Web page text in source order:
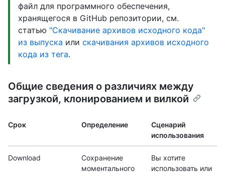
файл для программного обеспечения,
хранящегося в GitHub репозитории, см.
статью "Скачивание архивов исходного кода"
из выпуска или скачивания архивов исходного
кода из тега.
Общие сведения о различиях между
загрузкой, клонированием и вилкой
Срок Определение
Сценарий
использования
Download
Сохранение
моментального
Вы хотите
использовать или